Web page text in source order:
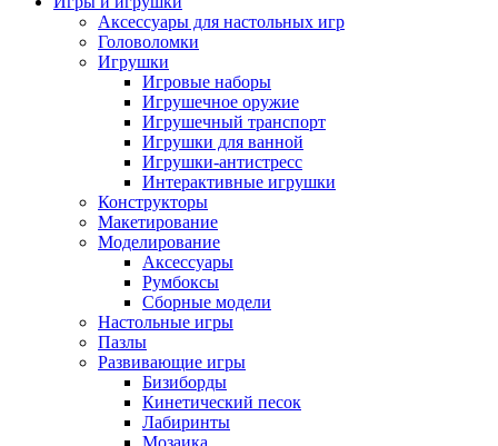
Аксессуары для настольных игр
Головоломки
Игрушки
Игровые наборы
Игрушечное оружие
Игрушечный транспорт
Игрушки для ванной
Игрушки-антистресс
Интерактивные игрушки
Конструкторы
Макетирование
Моделирование
Аксессуары
Румбоксы
Сборные модели
Настольные игры
Пазлы
Развивающие игры
Бизиборды
Кинетический песок
Лабиринты
Мозаика